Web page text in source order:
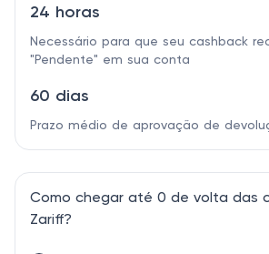
24 horas
Necessário para que seu cashback
"Pendente" em sua conta
60 dias
Prazo médio de aprovação de
Como chegar até 0 de volta das
Zariff?